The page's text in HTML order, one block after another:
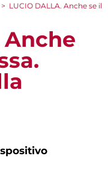
> LUCIO DALLA. Anche se il
Anche